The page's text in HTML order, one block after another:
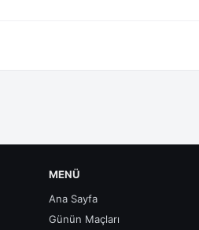
MENÜ
Ana Sayfa
Günün Maçları